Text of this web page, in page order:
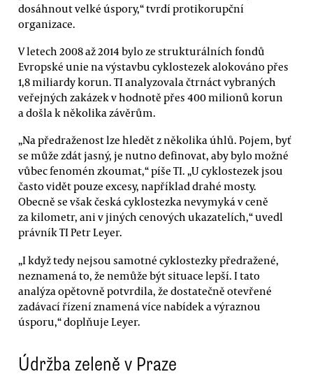
dosáhnout velké úspory,“ tvrdí protikorupční
organizace.
V letech 2008 až 2014 bylo ze strukturálních fondů
Evropské unie na výstavbu cyklostezek alokováno přes
1,8 miliardy korun. TI analyzovala čtrnáct vybraných
veřejných zakázek v hodnotě přes 400 milionů korun
a došla k několika závěrům.
„Na předraženost lze hledět z několika úhlů. Pojem, byť
se může zdát jasný, je nutno definovat, aby bylo možné
vůbec fenomén zkoumat,“ píše TI. „U cyklostezek jsou
často vidět pouze excesy, například drahé mosty.
Obecně se však česká cyklostezka nevymyká v ceně
za kilometr, ani v jiných cenových ukazatelích,“ uvedl
právník TI Petr Leyer.
„I když tedy nejsou samotné cyklostezky předražené,
neznamená to, že nemůže být situace lepší. I tato
analýza opětovně potvrdila, že dostatečně otevřené
zadávací řízení znamená více nabídek a výraznou
úsporu,“ doplňuje Leyer.
Údržba zeleně v Praze